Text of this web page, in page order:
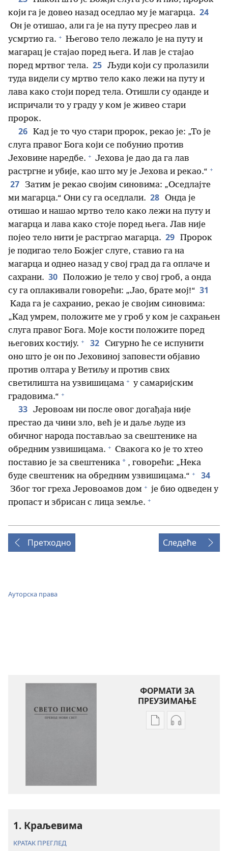
који га је довео назад оседлао му је магарца. 24
Он је отишао, али га је на путу пресрео лав и
усмртио га. + Његово тело лежало је на путу и
магарац је стајао поред њега. И лав је стајао
поред мртвог тела. 25 Људи који су пролазили
туда видели су мртво тело како лежи на путу и
лава како стоји поред тела. Отишли су оданде и
испричали то у граду у ком је живео стари
пророк.
26 Кад је то чуо стари пророк, рекао је: „То је
слуга правог Бога који се побунио против
Јеховине наредбе. + Јехова је дао да га лав
растргне и убије, као што му је Јехова и рекао.“ +
27 Затим је рекао својим синовима: „Оседлајте
ми магарца.“ Они су га оседлали. 28 Онда је
отишао и нашао мртво тело како лежи на путу и
магарца и лава како стоје поред њега. Лав није
појео тело нити је растргао магарца. 29 Пророк
је подигао тело Божјег слуге, ставио га на
магарца и однео назад у свој град да га оплаче и
сахрани. 30 Положио је тело у свој гроб, а онда
су га оплакивали говорећи: „Јао, брате мој!“ 31
Када га је сахранио, рекао је својим синовима:
„Кад умрем, положите ме у гроб у ком је сахрањен
слуга правог Бога. Моје кости положите поред
његових костију. + 32 Сигурно ће се испунити
оно што је он по Јеховиној заповести објавио
против олтара у Ветиљу и против свих
светилишта на узвишицама + у самаријским
градовима.“ +
33 Јеровоам ни после овог догађаја није
престао да чини зло, већ је и даље људе из
обичног народа постављао за свештенике на
обредним узвишицама. + Свакога ко је то хтео
поставио је за свештеника * , говорећи: „Нека
буде свештеник на обредним узвишицама.“ + 34
Због тог греха Јеровоамов дом + је био одведен у
пропаст и збрисан с лица земље. +
Претходно Следеће
Ауторска права
ФОРМАТИ ЗА
ПРЕУЗИМАЊЕ
ФорматиФормати
1. Краљевима
КРАТАК ПРЕГЛЕД